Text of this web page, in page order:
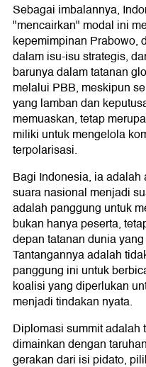
Sebagai imbalannya,
"mencairkan" modal ini
kepemimpinan Prabowo,
dalam isu-isu strategis,
barunya dalam tatanan
melalui PBB, meskipun
yang lamban dan
memuaskan, tetap
miliki untuk mengelola
terpolarisasi.
Bagi Indonesia, ia
suara nasional menjadi
adalah panggung untuk
bukan hanya peserta,
depan tatanan dunia
Tantangannya adalah
panggung ini untuk
koalisi yang diperlukan
menjadi tindakan nyata.
Diplomasi summit adalah
dimainkan dengan
gerakan dari isi pidato,